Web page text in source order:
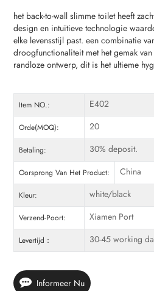
het back-to-wall slimme toilet heeft
design en intuïtieve technologie
elke levensstijl past. een combinatie
droogfunctionaliteit met het gemak
randloze ontwerp, dit is het ultieme
Item NO.: E402
Orde(MOQ): 20
Betaling: 30% deposit.
Oorsprong Van Het Product: China
Kleur: white/black
Verzend-Poort: Xiamen Port
Levertijd： 30-45 working
Informeer Nu